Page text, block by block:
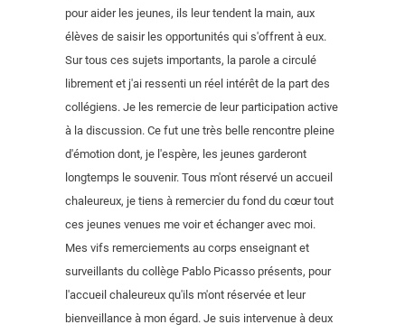
pour aider les jeunes, ils leur tendent la main, aux
élèves de saisir les opportunités qui s'offrent à eux.
Sur tous ces sujets importants, la parole a circulé
librement et j'ai ressenti un réel intérêt de la part des
collégiens. Je les remercie de leur participation active
à la discussion. Ce fut une très belle rencontre pleine
d'émotion dont, je l'espère, les jeunes garderont
longtemps le souvenir. Tous m'ont réservé un accueil
chaleureux, je tiens à remercier du fond du cœur tout
ces jeunes venues me voir et échanger avec moi.
Mes vifs remerciements au corps enseignant et
surveillants du collège Pablo Picasso présents, pour
l'accueil chaleureux qu'ils m'ont réservée et leur
bienveillance à mon égard. Je suis intervenue à deux